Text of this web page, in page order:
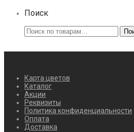
Поиск
Искать:
Карта цветов
Каталог
Акции
Реквизиты
Политика конфиденциальности
Оплата
Доставка